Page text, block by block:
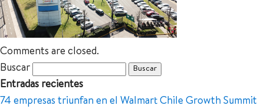
Comments are closed.
Buscar
Entradas recientes
74 empresas triunfan en el Walmart Chile Growth Summit